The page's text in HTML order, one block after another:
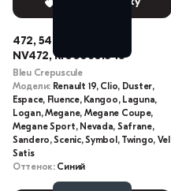
Выбрать краску
472, 5472, P-452, ACR,
NV472, R1000601845
Bleu Crepuscule
Модели: Renault 19, Clio, Duster,
Espace, Fluence, Kangoo, Laguna,
Logan, Megane, Megane Coupe,
Megane Sport, Nevada, Safrane,
Sandero, Scenic, Symbol, Twingo, Vel
Satis
Оттенок: Синий